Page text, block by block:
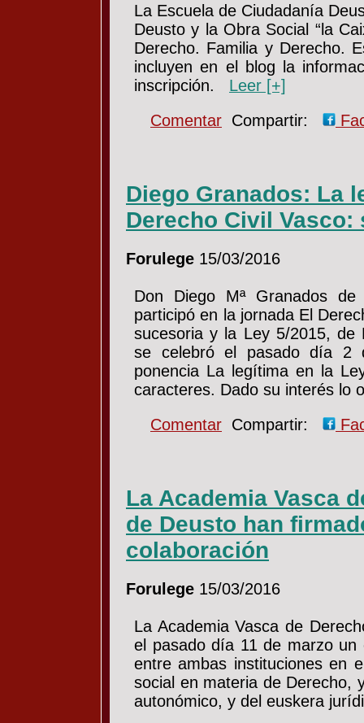
La Escuela de Ciudadanía
Deusto y la Obra Social “la
Derecho. Familia y Derecho.
incluyen en el blog la
inscripción. Leer [+]
Comentar Compartir:
Diego Granados: La
Derecho Civil Vasco:
Forulege 15/03/2016
Don Diego Mª Granados
participó en la jornada El
sucesoria y la Ley 5/2015, de
se celebró el pasado día 2
ponencia La legítima en la
caracteres. Dado su interés
Comentar Compartir:
La Academia Vasca
de Deusto han
colaboración
Forulege 15/03/2016
La Academia Vasca de
el pasado día 11 de marzo un
entre ambas instituciones en
social en materia de Derecho,
autonómico, y del euskera